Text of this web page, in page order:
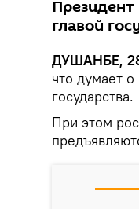
Президент
главой
ДУШАНБЕ,
что думает
государства.
При этом